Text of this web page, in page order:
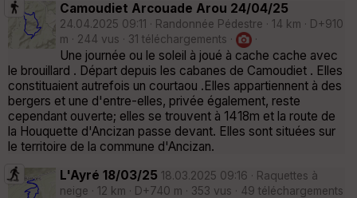
Camoudiet Arcouade Arou 24/04/25
24.04.2025 09:11 · Randonnée Pédestre · 14 km · D+910
m · 244 vus · 31 téléchargements ·
·
Une journée ou le soleil à joué à cache cache avec
le brouillard . Départ depuis les cabanes de Camoudiet . Elles
constituaient autrefois un courtaou .Elles appartiennent à des
bergers et une d'entre-elles, privée également, reste
cependant ouverte; elles se trouvent à 1418m et la route de
la Houquette d'Ancizan passe devant. Elles sont situées sur
le territoire de la commune d'Ancizan.
L'Ayré 18/03/25 18.03.2025 09:16 · Raquettes à
neige · 12 km · D+740 m · 353 vus · 49 téléchargements